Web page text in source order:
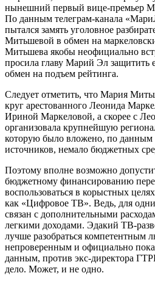
нынешний первый вице-премьер
По данным телеграм-канала
пытался замять уголовное
Митьшевой в обмен на
Митьшева якобы неофициально
просила главу Марий Эл защитить
обмен на подъем рейтинга.
Следует отметить, что Мария
круг арестованного Леонида
Ириной Маркеловой, а скорее с
организовала крупнейшую
которую было вложено, по данным
источников, немало бюджетных
Поэтому вполне возможно
бюджетному финансированию
воспользоваться в корыстных
как «Цифровое ТВ». Ведь, для
связан с дополнительными
легкими доходами. Эдакий ТВ-
лучше разобраться компетентным
непроверенным и официально
данным, против экс-директора
дело. Может, и не одно.